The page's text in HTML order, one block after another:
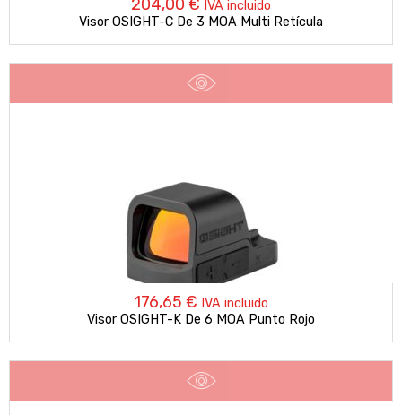
IVA incluido
Visor OSIGHT-C De 3 MOA Multi Retícula
176,65 € IVA incluido
Visor OSIGHT-K De 6 MOA Punto Rojo